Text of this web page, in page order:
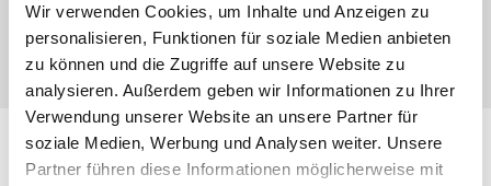
Wir verwenden Cookies, um Inhalte und Anzeigen zu
personalisieren, Funktionen für soziale Medien anbieten
zu können und die Zugriffe auf unsere Website zu
analysieren. Außerdem geben wir Informationen zu Ihrer
Verwendung unserer Website an unsere Partner für
soziale Medien, Werbung und Analysen weiter. Unsere
Partner führen diese Informationen möglicherweise mit
Konferenzraum Zwingel, Am Zwingel 3,
35683 Dillenburg
Jede Woche, donnerstags von 17.45–19 Uhr treffen wir